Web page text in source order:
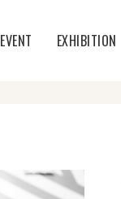
EVENT EXHIBITION